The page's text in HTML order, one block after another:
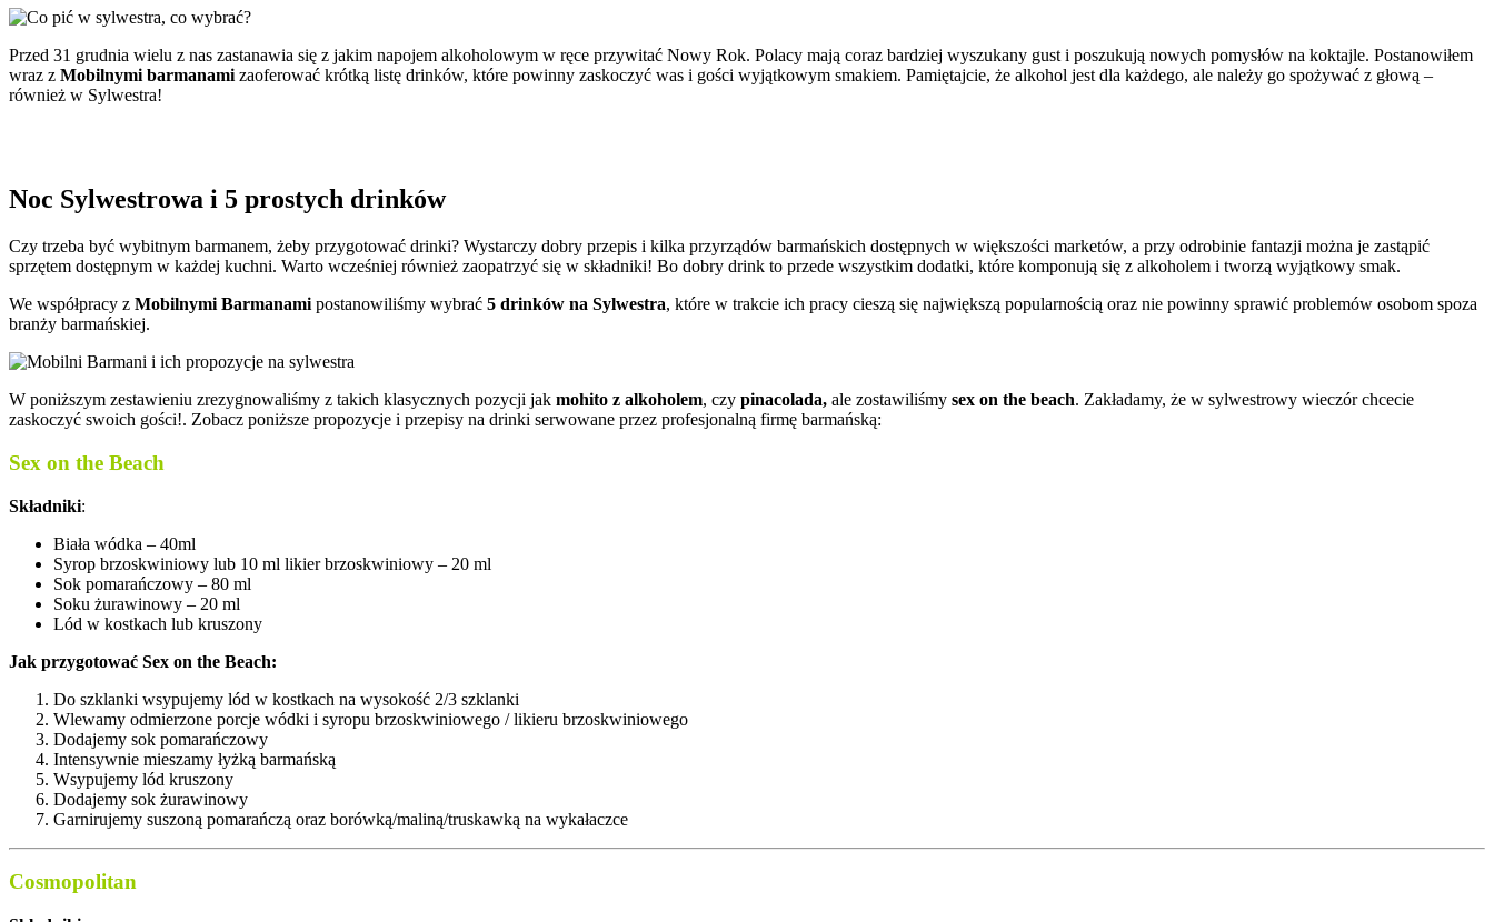
Przed 31 grudnia wielu z nas zastanawia się z jakim napojem alkoholowym w ręce przywitać Nowy Rok. Polacy mają coraz bardziej wyszukany gust i poszukują nowych pomysłów na koktajle. Postanowiłem
wraz z Mobilnymi barmanami zaoferować krótką listę drinków, które powinny zaskoczyć was i gości wyjątkowym smakiem. Pamiętajcie, że alkohol jest dla każdego, ale należy go spożywać z głową –
również w Sylwestra!
Noc Sylwestrowa i 5 prostych drinków
Czy trzeba być wybitnym barmanem, żeby przygotować drinki? Wystarczy dobry przepis i kilka przyrządów barmańskich dostępnych w większości marketów, a przy odrobinie fantazji można je zastąpić
sprzętem dostępnym w każdej kuchni. Warto wcześniej również zaopatrzyć się w składniki! Bo dobry drink to przede wszystkim dodatki, które komponują się z alkoholem i tworzą wyjątkowy smak.
We współpracy z Mobilnymi Barmanami postanowiliśmy wybrać 5 drinków na Sylwestra, które w trakcie ich pracy cieszą się największą popularnością oraz nie powinny sprawić problemów osobom spoza
branży barmańskiej.
W poniższym zestawieniu zrezygnowaliśmy z takich klasycznych pozycji jak mohito z alkoholem, czy pinacolada, ale zostawiliśmy sex on the beach. Zakładamy, że w sylwestrowy wieczór chcecie
zaskoczyć swoich gości!. Zobacz poniższe propozycje i przepisy na drinki serwowane przez profesjonalną firmę barmańską:
Sex on the Beach
Składniki:
Biała wódka – 40ml
Syrop brzoskwiniowy lub 10 ml likier brzoskwiniowy – 20 ml
Sok pomarańczowy – 80 ml
Soku żurawinowy – 20 ml
Lód w kostkach lub kruszony
Jak przygotować Sex on the Beach:
Do szklanki wsypujemy lód w kostkach na wysokość 2/3 szklanki
Wlewamy odmierzone porcje wódki i syropu brzoskwiniowego / likieru brzoskwiniowego
Dodajemy sok pomarańczowy
Intensywnie mieszamy łyżką barmańską
Wsypujemy lód kruszony
Dodajemy sok żurawinowy
Garnirujemy suszoną pomarańczą oraz borówką/maliną/truskawką na wykałaczce
Cosmopolitan